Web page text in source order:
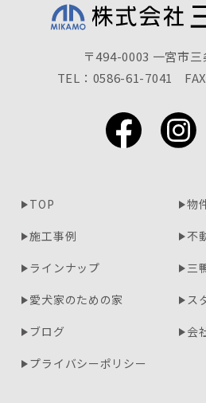
〒494-0003 一宮市
TEL：0586-61-7041
TOP
物
施工事例
不
ラインナップ
三
愛犬家のための家
ス
ブログ
会
プライバシーポリシー